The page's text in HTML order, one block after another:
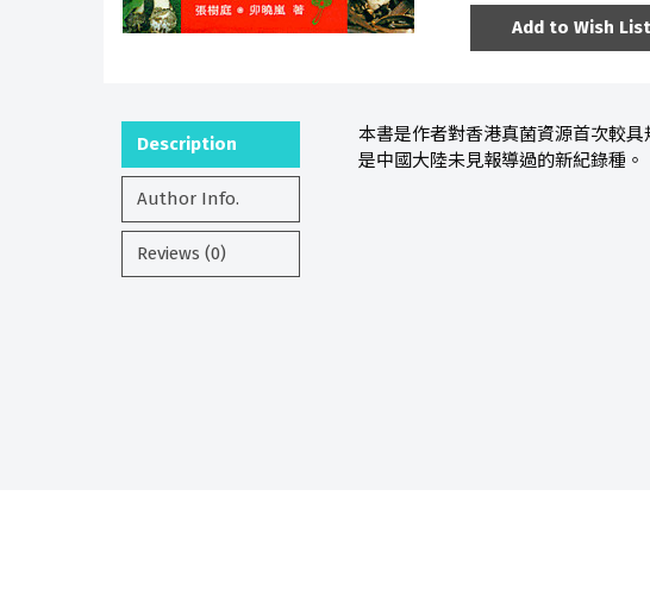
Add to Wish List
Description
Author Info.
Reviews (0)
本書是作者對香港真菌資源首次較
是中國大陸未見報導過的新紀錄種。